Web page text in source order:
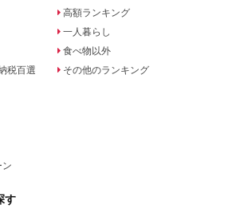
税百選
ン
高額ランキング
一人暮らし
食べ物以外
その他のランキング
す